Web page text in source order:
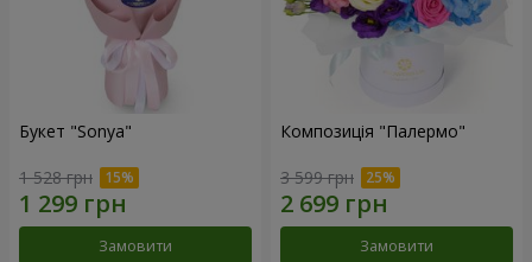
Букет "Sonya"
1 528 грн
Замовити
Композиція "Палермо"
3 599 грн
Замовити